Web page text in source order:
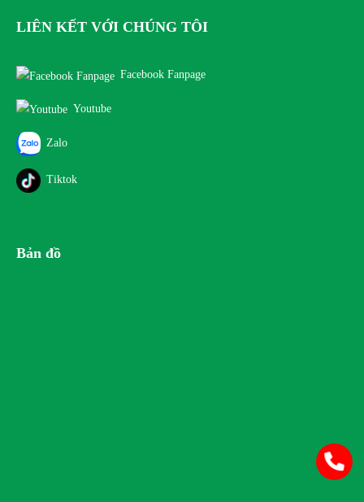
LIÊN KẾT VỚI CHÚNG TÔI
Facebook Fanpage
Youtube
Zalo
Tiktok
Bản đồ